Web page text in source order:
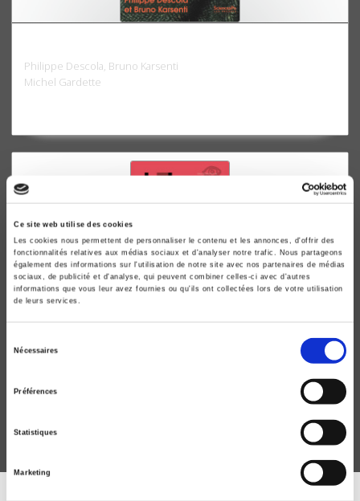
Ce site web utilise des cookies
Les cookies nous permettent de personnaliser le contenu et les annonces, d'offrir des
fonctionnalités relatives aux médias sociaux et d'analyser notre trafic. Nous partageons
également des informations sur l'utilisation de notre site avec nos partenaires de médias
sociaux, de publicité et d'analyse, qui peuvent combiner celles-ci avec d'autres
informations que vous leur avez fournies ou qu'ils ont collectées lors de votre utilisation
de leurs services.
Nécessaires
Préférences
Statistiques
Marketing
Philippe Descola, Bruno Karsenti
Michel Gardette
Les sciences sociales au temps de la Covid